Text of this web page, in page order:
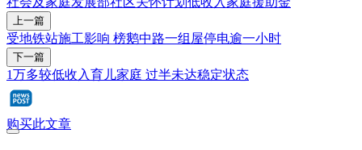
上一篇
受地铁站施工影响 榜鹅中路一组屋停电逾一小时
下一篇
1万多较低收入育儿家庭 过半未达稳定状态
购买此文章